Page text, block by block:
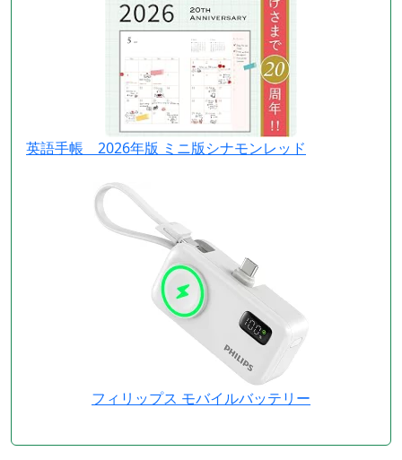
英語手帳 2026年版 ミニ版シナモンレッド
フィリップス モバイルバッテリー